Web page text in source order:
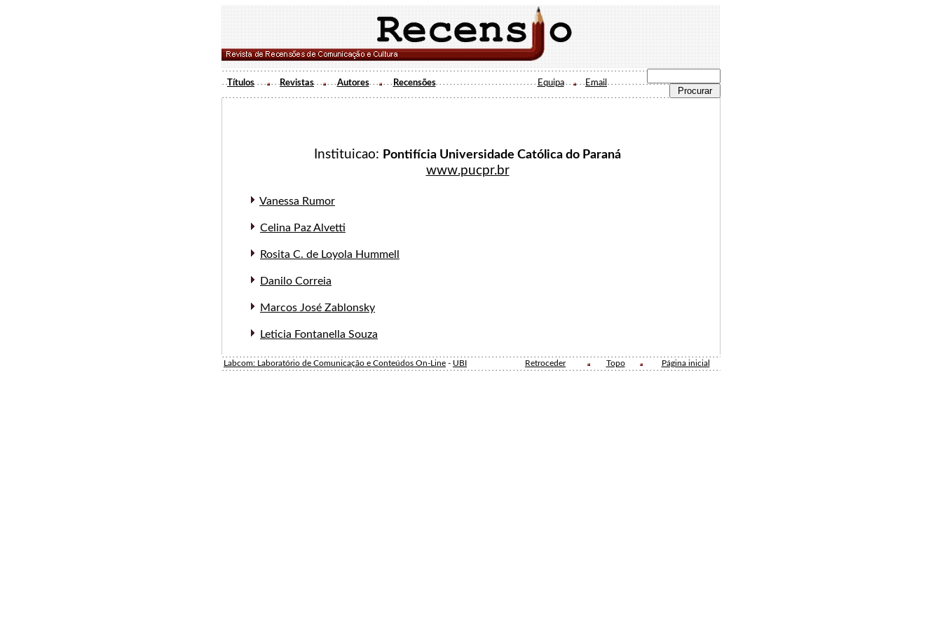
Títulos Revistas Autores Recensões Equipa Email
Instituicao: Pontifícia Universidade Católica do Paraná
www.pucpr.br
Vanessa Rumor
Celina Paz Alvetti
Rosita C. de Loyola Hummell
Danilo Correia
Marcos José Zablonsky
Leticia Fontanella Souza
Labcom: Laboratório de Comunicação e Conteúdos On-Line - UBI Retroceder Topo Página inicial